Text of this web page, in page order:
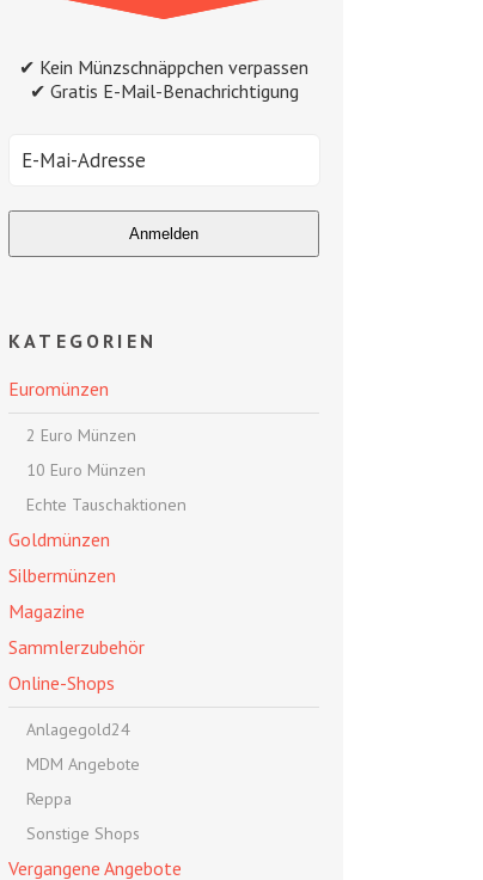
✔ Kein Münzschnäppchen verpassen
✔ Gratis E-Mail-Benachrichtigung
KATEGORIEN
Euromünzen
2 Euro Münzen
10 Euro Münzen
Echte Tauschaktionen
Goldmünzen
Silbermünzen
Magazine
Sammlerzubehör
Online-Shops
Anlagegold24
MDM Angebote
Reppa
Sonstige Shops
Vergangene Angebote